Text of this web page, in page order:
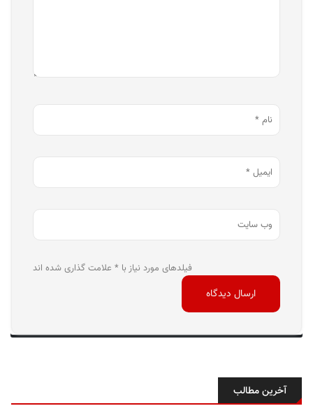
فیلدهای مورد نیاز با * علامت گذاری شده اند
آخرین مطالب